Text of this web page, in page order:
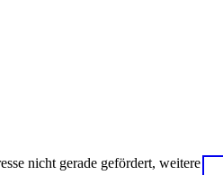
nicht gerade gefördert, weitere